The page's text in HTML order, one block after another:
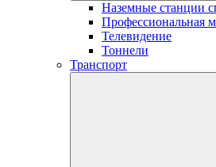
Наземные станции
Профессиональная
Телевидение
Тоннели
Транспорт